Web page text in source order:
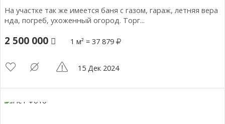
На участке так же имеется баня с газом, гараж, летняя вера
нда, погреб, ухоженный огород. Торг...
2 500 000 1 м² = 37 879
15 Дек 2024